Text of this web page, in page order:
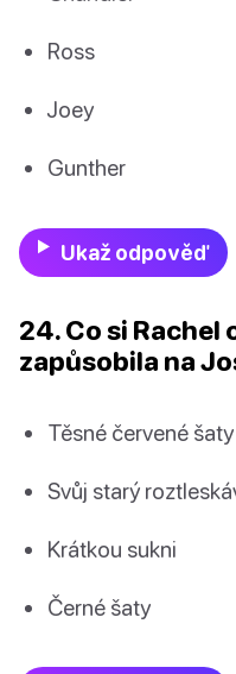
Ross
Joey
Gunther
Ukaž odpověď
24. Co si Rachel
zapůsobila na
Těsné červené šaty
Svůj starý
Krátkou sukni
Černé šaty